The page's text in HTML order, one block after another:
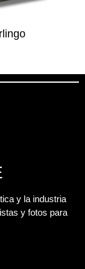
y la industria
y fotos para